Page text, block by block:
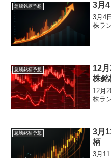
急騰銘柄予想 3月
3月4
株ラ
急騰銘柄予想
12
株銘
12月
株ラ
急騰銘柄予想
3月
柄
3月